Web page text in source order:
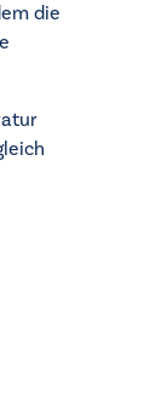
die